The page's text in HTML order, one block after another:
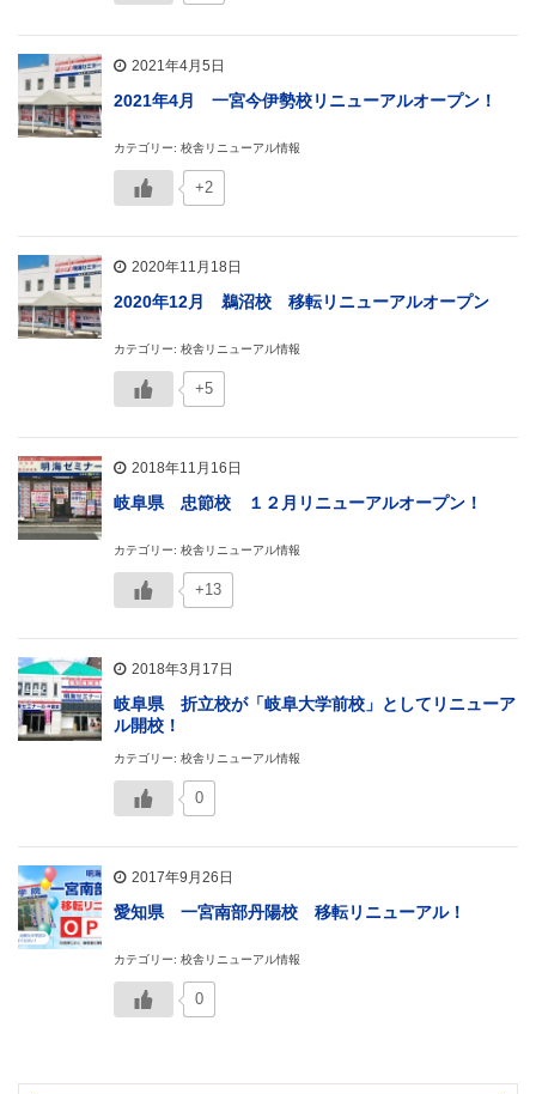
2021年4月5日
2021年4月 一宮今伊勢校リニューアルオープン！
カテゴリー: 校舎リニューアル情報
+2
2020年11月18日
2020年12月 鵜沼校 移転リニューアルオープン
カテゴリー: 校舎リニューアル情報
+5
2018年11月16日
岐阜県 忠節校 １２月リニューアルオープン！
カテゴリー: 校舎リニューアル情報
+13
2018年3月17日
岐阜県 折立校が「岐阜大学前校」としてリニューア
ル開校！
カテゴリー: 校舎リニューアル情報
0
2017年9月26日
愛知県 一宮南部丹陽校 移転リニューアル！
カテゴリー: 校舎リニューアル情報
0